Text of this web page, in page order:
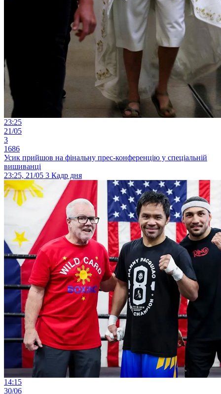
23:25
21/05
3
1686
Усик прийшов на фінальну прес-конференцію у спеціальній
вишиванці
23:25, 21/05 3 Кадр дня
14:15
30/06